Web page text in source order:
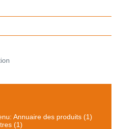
Annuaire des produits (1)
(1)